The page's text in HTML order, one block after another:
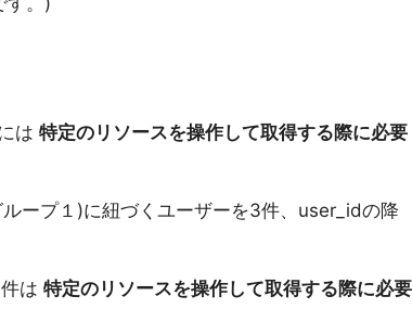
は 特定のリソースを操作して取得する際に必要
ープ１)に紐づくユーザーを3件、user_idの降
は 特定のリソースを操作して取得する際に必要